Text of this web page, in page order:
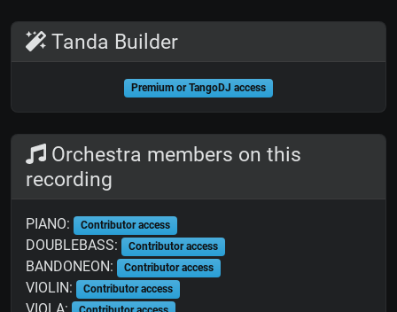
Tanda Builder
Premium or TangoDJ access
Orchestra members on this
recording
PIANO: Contributor access
DOUBLEBASS: Contributor access
BANDONEON: Contributor access
VIOLIN: Contributor access